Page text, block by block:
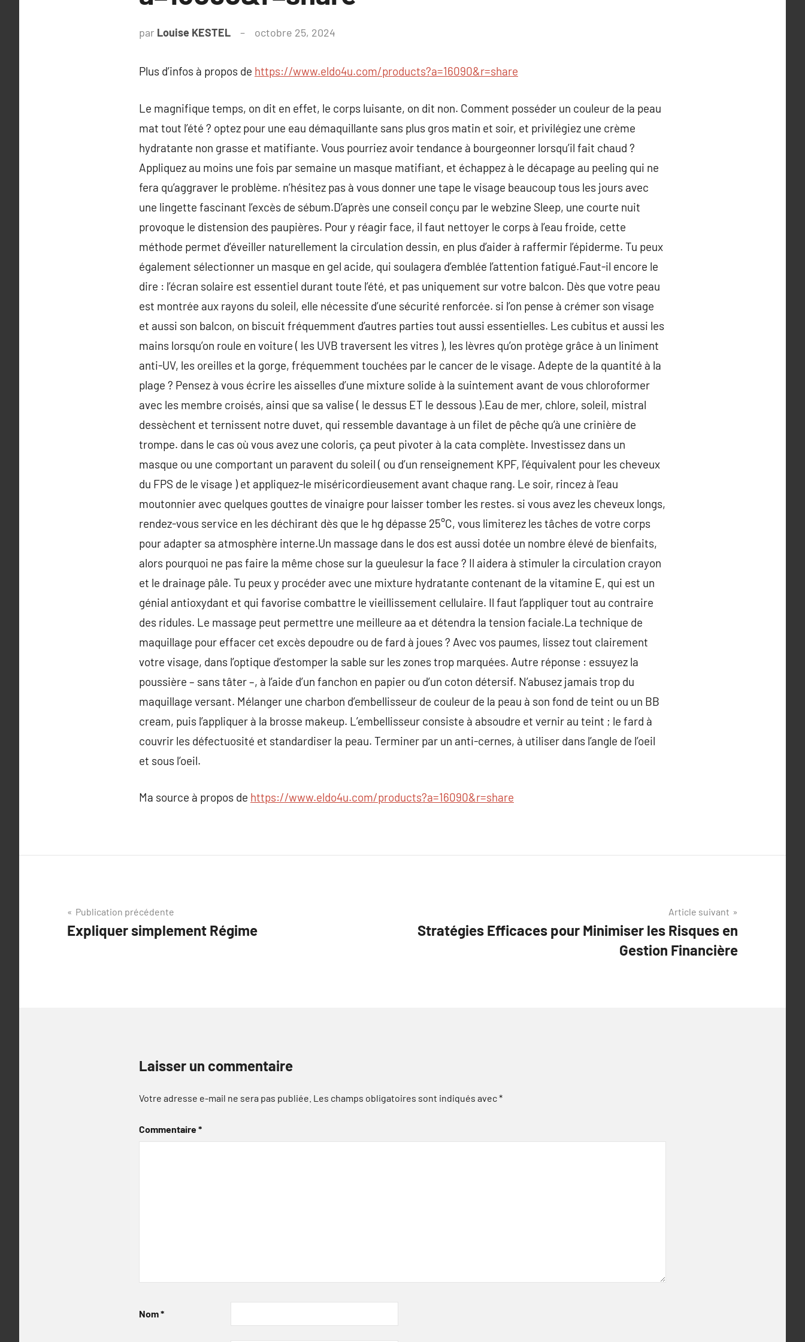
par Louise KESTEL octobre 25, 2024
Plus d’infos à propos de https://www.eldo4u.com/products?a=16090&r=share
Le magnifique temps, on dit en effet, le corps luisante, on dit non. Comment posséder un couleur de la peau
mat tout l’été ? optez pour une eau démaquillante sans plus gros matin et soir, et privilégiez une crème
hydratante non grasse et matifiante. Vous pourriez avoir tendance à bourgeonner lorsqu’il fait chaud ?
Appliquez au moins une fois par semaine un masque matifiant, et échappez à le décapage au peeling qui ne
fera qu’aggraver le problème. n’hésitez pas à vous donner une tape le visage beaucoup tous les jours avec
une lingette fascinant l’excès de sébum.D’après une conseil conçu par le webzine Sleep, une courte nuit
provoque le distension des paupières. Pour y réagir face, il faut nettoyer le corps à l’eau froide, cette
méthode permet d’éveiller naturellement la circulation dessin, en plus d’aider à raffermir l’épiderme. Tu peux
également sélectionner un masque en gel acide, qui soulagera d’emblée l’attention fatigué.Faut-il encore le
dire : l’écran solaire est essentiel durant toute l’été, et pas uniquement sur votre balcon. Dès que votre peau
est montrée aux rayons du soleil, elle nécessite d’une sécurité renforcée. si l’on pense à crémer son visage
et aussi son balcon, on biscuit fréquemment d’autres parties tout aussi essentielles. Les cubitus et aussi les
mains lorsqu’on roule en voiture ( les UVB traversent les vitres ), les lèvres qu’on protège grâce à un liniment
anti-UV, les oreilles et la gorge, fréquemment touchées par le cancer de le visage. Adepte de la quantité à la
plage ? Pensez à vous écrire les aisselles d’une mixture solide à la suintement avant de vous chloroformer
avec les membre croisés, ainsi que sa valise ( le dessus ET le dessous ).Eau de mer, chlore, soleil, mistral
dessèchent et ternissent notre duvet, qui ressemble davantage à un filet de pêche qu’à une crinière de
trompe. dans le cas où vous avez une coloris, ça peut pivoter à la cata complète. Investissez dans un
masque ou une comportant un paravent du soleil ( ou d’un renseignement KPF, l’équivalent pour les cheveux
du FPS de le visage ) et appliquez-le miséricordieusement avant chaque rang. Le soir, rincez à l’eau
moutonnier avec quelques gouttes de vinaigre pour laisser tomber les restes. si vous avez les cheveux longs,
rendez-vous service en les déchirant dès que le hg dépasse 25°C, vous limiterez les tâches de votre corps
pour adapter sa atmosphère interne.Un massage dans le dos est aussi dotée un nombre élevé de bienfaits,
alors pourquoi ne pas faire la même chose sur la gueulesur la face ? Il aidera à stimuler la circulation crayon
et le drainage pâle. Tu peux y procéder avec une mixture hydratante contenant de la vitamine E, qui est un
génial antioxydant et qui favorise combattre le vieillissement cellulaire. Il faut l’appliquer tout au contraire
des ridules. Le massage peut permettre une meilleure aa et détendra la tension faciale.La technique de
maquillage pour effacer cet excès depoudre ou de fard à joues ? Avec vos paumes, lissez tout clairement
votre visage, dans l’optique d’estomper la sable sur les zones trop marquées. Autre réponse : essuyez la
poussière – sans tâter –, à l’aide d’un fanchon en papier ou d’un coton détersif. N’abusez jamais trop du
maquillage versant. Mélanger une charbon d’embellisseur de couleur de la peau à son fond de teint ou un BB
cream, puis l’appliquer à la brosse makeup. L’embellisseur consiste à absoudre et vernir au teint ; le fard à
couvrir les défectuosité et standardiser la peau. Terminer par un anti-cernes, à utiliser dans l’angle de l’oeil
et sous l’oeil.
Ma source à propos de https://www.eldo4u.com/products?a=16090&r=share
Navigation
de
Publication précédente
Expliquer simplement Régime
Article suivant
Stratégies Efficaces pour Minimiser les Risques en
Gestion Financière
Laisser un commentaire
Votre adresse e-mail ne sera pas publiée. Les champs obligatoires sont indiqués avec*
Commentaire*
Nom*